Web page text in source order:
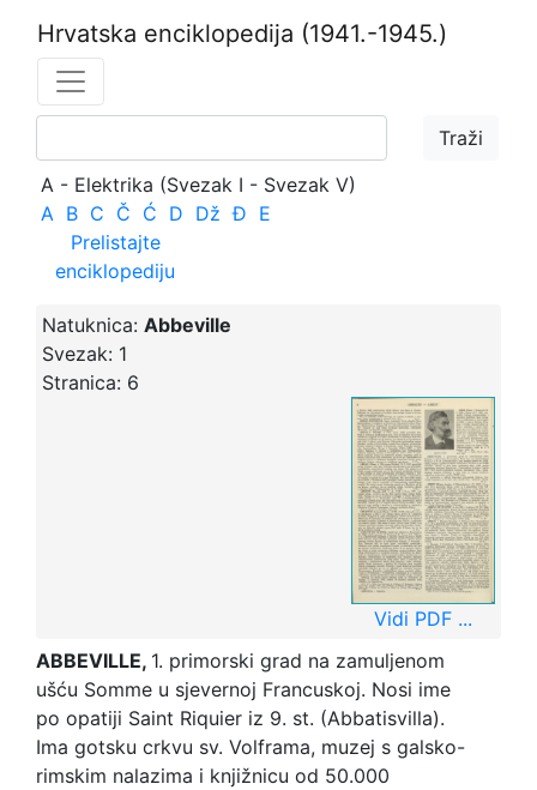
Hrvatska enciklopedija (1941.-1945.)
A - Elektrika (Svezak I - Svezak V)
A B C Č Ć D Dž Đ E
Prelistajte
enciklopediju
Natuknica: Abbeville
Svezak: 1
Stranica: 6
Vidi PDF ...
ABBEVILLE, 1. primorski grad na zamuljenom
ušću Somme u sjevernoj Francuskoj. Nosi ime
po opatiji Saint Riquier iz 9. st. (Abbatisvilla).
Ima gotsku crkvu sv. Volframa, muzej s galsko-
rimskim nalazima i knjižnicu od 50.000